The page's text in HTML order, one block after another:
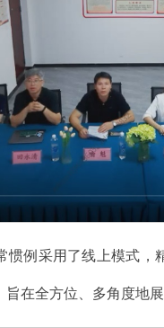
惯例采用了线上模式
旨在全方位、多角度地